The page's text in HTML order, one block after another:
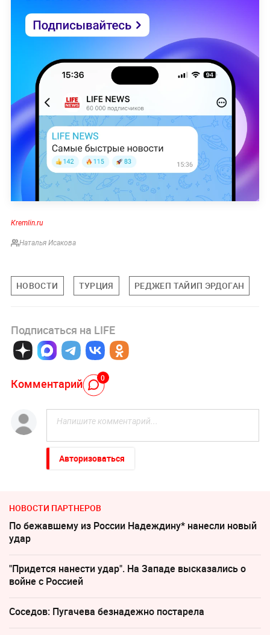
Кremlin.ru
Наталья Исакова
НОВОСТИ ТУРЦИЯ РЕДЖЕП ТАЙИП ЭРДОГАН
Подписаться на LIFE
Комментарий 0
Авторизоваться
НОВОСТИ ПАРТНЕРОВ
По бежавшему из России Надеждину* нанесли новый
удар
"Придется нанести удар". На Западе высказались о
войне с Россией
Соседов: Пугачева безнадежно постарела